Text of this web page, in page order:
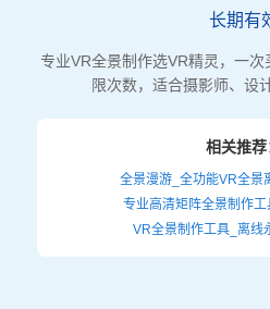
长期有
专业VR全景制作选VR精灵，一
限次数，适合摄影师、设
相关推荐
全景漫游_全功能VR全景
专业高清矩阵全景制作
VR全景制作工具_离线